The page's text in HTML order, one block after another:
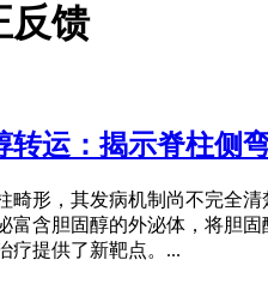
反馈
转运：揭示脊柱侧
畸形，其发病机制尚不完全
富含胆固醇的外泌体，将胆
疗提供了新靶点。...